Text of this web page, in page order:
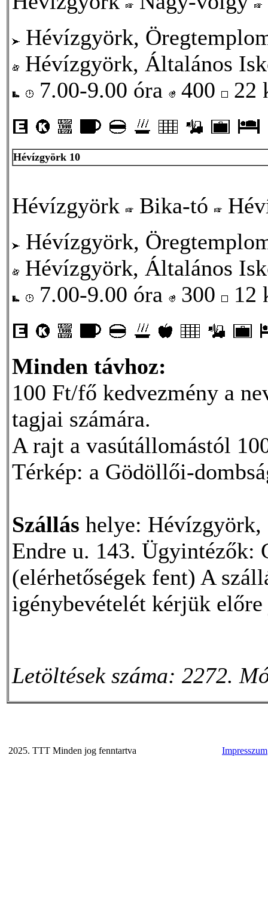
Hévízgyörk,
Hévízgyörk, Általános
7.00-9.00 óra
400 22
Hévízgyörk 10
Hévízgyörk Bika-tó
Hévízgyörk,
Hévízgyörk, Általános
7.00-9.00 óra
300 12
Minden távhoz:
100 Ft/fő kedvezmény a
tagjai számára.
A rajt a vasútállomástól
Térkép: a Gödöllői-
Szállás helye:
Endre u. 143. Ügyintézők:
(elérhetőségek fent) A
igénybevételét kérjük
Letöltések száma: 2272.
2025. TTT Minden jog fenntartva Impresszum